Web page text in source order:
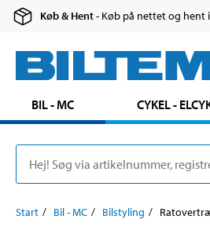
Køb & Hent- Køb på nettet og hent
BIL - MC CYKEL -
Start Bil - MC Bilstyling